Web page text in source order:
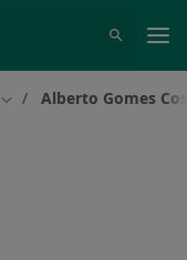
Mudar de cidade
Alberto Gomes